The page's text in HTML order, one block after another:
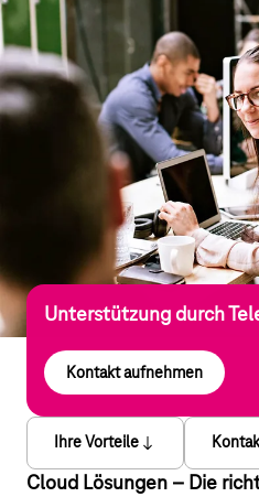
Unterstützung durch
Kontakt aufnehmen
Ihre Vorteile
Cloud Lösungen – Die